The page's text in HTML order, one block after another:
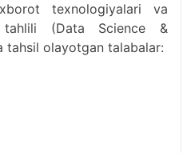
texnologiyalari va
(Data Science &
tahsil olayotgan talabalar: